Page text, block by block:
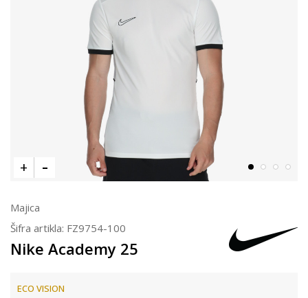
Majica
Šifra artikla: FZ9754-100
Nike Academy 25
ECO VISION